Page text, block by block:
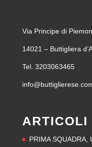
Via Principe di
14021 – Buttigliera
Tel. 3203063465
ARTICOLI
PRIMA SQUADRA,